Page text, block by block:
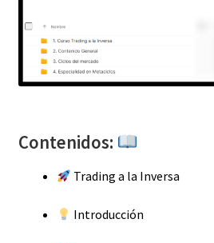
Contenidos:
Trading a la Inversa
Introducción